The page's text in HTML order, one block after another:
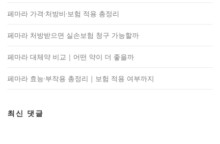
페마라 가격·처방비·보험 적용 총정리
페마라 처방받으면 실손보험 청구 가능할까
페마라 대체약 비교｜어떤 약이 더 좋을까
페마라 효능·부작용 총정리｜보험 적용 여부까지
최신 댓글